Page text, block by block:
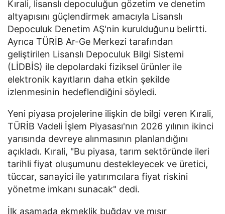
Kırali, lisanslı depoculuğun gözetim ve denetim
altyapısını güçlendirmek amacıyla Lisanslı
Depoculuk Denetim AŞ'nin kurulduğunu belirtti.
Ayrıca TÜRİB Ar-Ge Merkezi tarafından
geliştirilen Lisanslı Depoculuk Bilgi Sistemi
(LİDBİS) ile depolardaki fiziksel ürünler ile
elektronik kayıtların daha etkin şekilde
izlenmesinin hedeflendiğini söyledi.
Yeni piyasa projelerine ilişkin de bilgi veren Kırali,
TÜRİB Vadeli İşlem Piyasası'nın 2026 yılının ikinci
yarısında devreye alınmasının planlandığını
açıkladı. Kırali, "Bu piyasa, tarım sektöründe ileri
tarihli fiyat oluşumunu destekleyecek ve üretici,
tüccar, sanayici ile yatırımcılara fiyat riskini
yönetme imkanı sunacak" dedi.
İlk aşamada ekmeklik buğday ve mısır